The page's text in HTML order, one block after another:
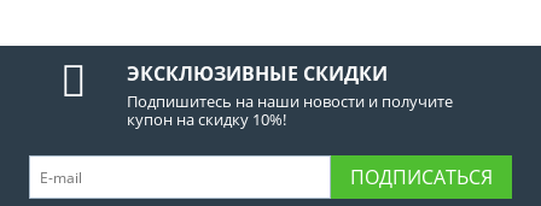
ЭКСКЛЮЗИВНЫЕ СКИДКИ
Подпишитесь на наши новости и получите
купон на скидку 10%!
ПОДПИСАТЬСЯ